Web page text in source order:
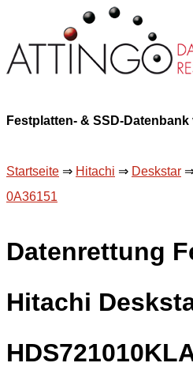
Festplatten- & SSD-
Startseite ⇒ Hitachi ⇒ Deskstar
0A36151
Datenrettung
Hitachi